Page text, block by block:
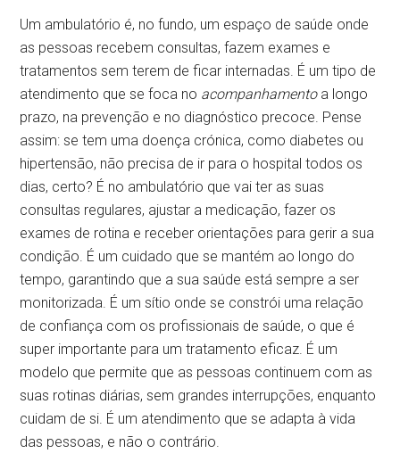
Um ambulatório é, no fundo, um espaço de saúde onde
as pessoas recebem consultas, fazem exames e
tratamentos sem terem de ficar internadas. É um tipo de
atendimento que se foca no acompanhamentoa longo
prazo, na prevenção e no diagnóstico precoce. Pense
assim: se tem uma doença crónica, como diabetes ou
hipertensão, não precisa de ir para o hospital todos os
dias, certo? É no ambulatório que vai ter as suas
consultas regulares, ajustar a medicação, fazer os
exames de rotina e receber orientações para gerir a sua
condição. É um cuidado que se mantém ao longo do
tempo, garantindo que a sua saúde está sempre a ser
monitorizada. É um sítio onde se constrói uma relação
de confiança com os profissionais de saúde, o que é
super importante para um tratamento eficaz. É um
modelo que permite que as pessoas continuem com as
suas rotinas diárias, sem grandes interrupções, enquanto
cuidam de si. É um atendimento que se adapta à vida
das pessoas, e não o contrário.